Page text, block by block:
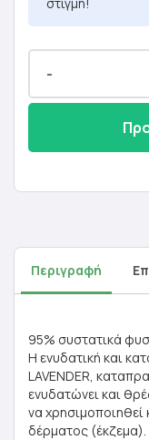
-
Περιγραφή
95% συστατικά
Η ενυδατική και
LAVENDER,
ενυδατώνει και
να χρησιμοποιηθεί
δέρματος (έκζεμα).